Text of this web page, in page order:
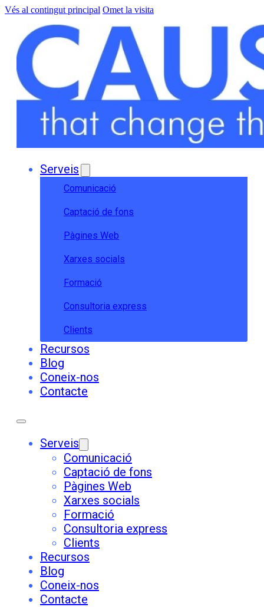
Vés al contingut principal Omet la visita
Serveis
Comunicació
Captació de fons
Pàgines Web
Xarxes socials
Formació
Consultoria express
Clients
Recursos
Blog
Coneix-nos
Contacte
Serveis
Comunicació
Captació de fons
Pàgines Web
Xarxes socials
Formació
Consultoria express
Clients
Recursos
Blog
Coneix-nos
Contacte